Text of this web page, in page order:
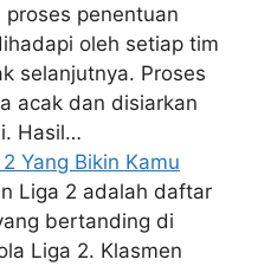
penentuan
oleh setiap tim
selanjutnya. Proses
acak dan disiarkan
Hasil…
Yang Bikin Kamu
Liga 2 adalah daftar
bertanding di
Liga 2. Klasmen